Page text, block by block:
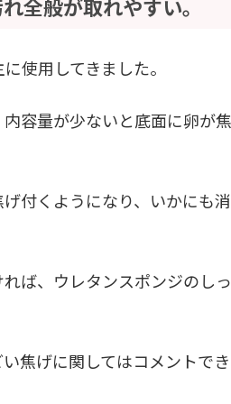
全般が取れやすい。
使用してきました。
容量が少ないと底面に卵が
付くようになり、いかにも
ば、ウレタンスポンジのし
焦げに関してはコメントでき